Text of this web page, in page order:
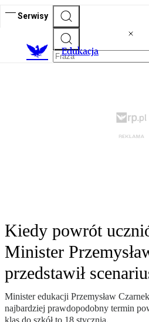
Serwisy
Edukacja
Kiedy powrót
Minister
przedstawił
Minister edukacji Przemysław
najbardziej prawdopodobny termin
klas do szkół to 18 stycznia.